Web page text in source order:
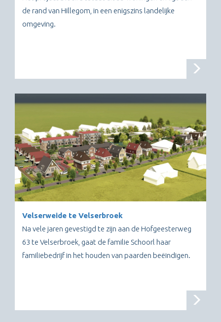
de rand van Hillegom, in een enigszins landelijke
omgeving.
Velserweide te Velserbroek
Na vele jaren gevestigd te zijn aan de Hofgeesterweg
63 te Velserbroek, gaat de familie Schoorl haar
familiebedrijf in het houden van paarden beëindigen.